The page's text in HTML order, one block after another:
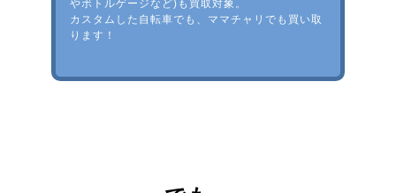
やボトルゲージなど)も買取対象。
カスタムした自転車でも、ママチャリでも買い取
ります！